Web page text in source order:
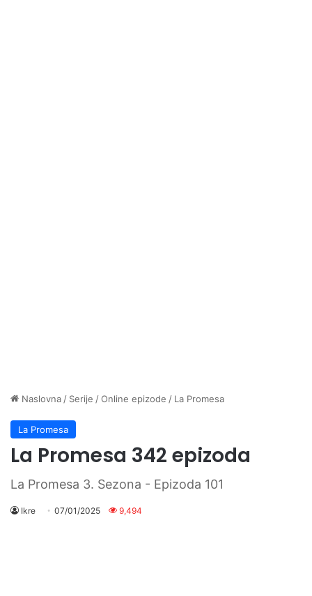
Naslovna / Serije /Online epizode / La Promesa
La Promesa
La Promesa 342 epizoda
La Promesa 3. Sezona - Epizoda 101
Ikre 07/01/2025 9,494